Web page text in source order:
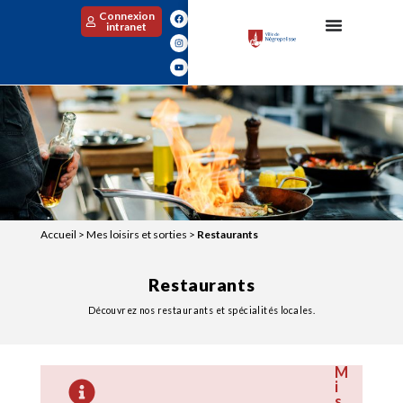
Connexion
intranet
Accueil > Mes loisirs et sorties > Restaurants
Restaurants
Découvrez nos restaurants et spécialités locales.
M
i